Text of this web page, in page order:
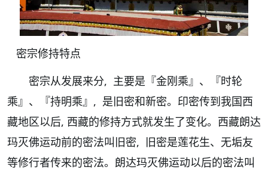
密宗修持特点
密宗从发展来分, 主要是『金刚乘』、『时轮
乘』、『持明乘』, 是旧密和新密。印密传到我国西
藏地区以后, 西藏的修持方式就发生了变化。西藏朗达
玛灭佛运动前的密法叫旧密, 旧密是莲花生、无垢友
等修行者传来的密法。朗达玛灭佛运动以后的密法叫